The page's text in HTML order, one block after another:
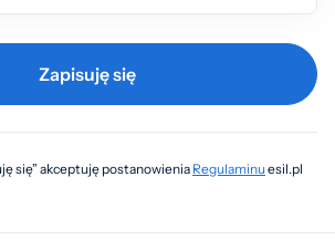
Zapisuję się
się” akceptuję postanowienia Regulaminuesil.pl